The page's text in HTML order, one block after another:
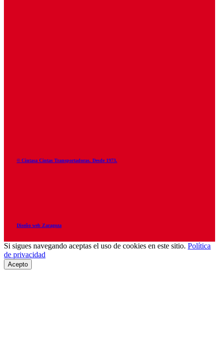
© Cintasa Cintas Transportadoras. Desde 1973.
Diseño web Zaragoza
Si sigues navegando aceptas el uso de cookies en este sitio. Política
de privacidad
Acepto